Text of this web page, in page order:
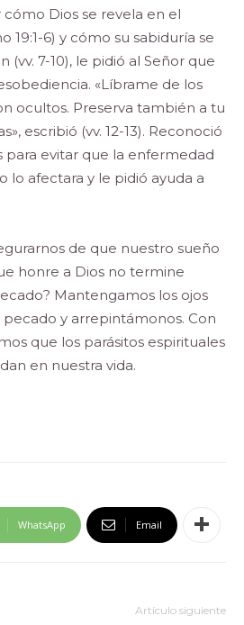
Dios se revela en el
19:1-6) y cómo su sabiduría se
(vv. 7-10), le pidió al Señor que
«Líbrame de los
ocultos. Preserva también a tu
escribió (vv. 12-13). Reconoció
para evitar que la enfermedad
lo afectara y le pidió ayuda a
de que nuestro sueño
honre a Dios no termine
Mantengamos los ojos
y arrepintámonos. Con
que los parásitos espirituales
en nuestra vida.
WhatsApp Email
Artículo siguiente